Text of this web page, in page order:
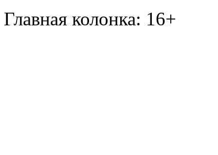
Главная колонка: 16+